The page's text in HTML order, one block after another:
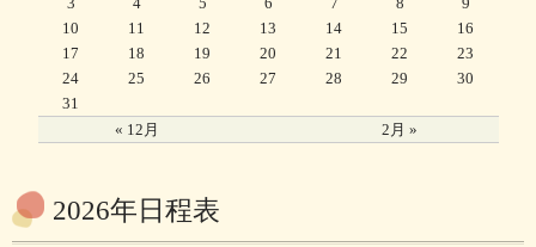
« 12月 2月 »
10
11 12 13 14 15
16
17
18 19 20 21 22
23
24
25 26 27 28 29
30
31
2026年日程表